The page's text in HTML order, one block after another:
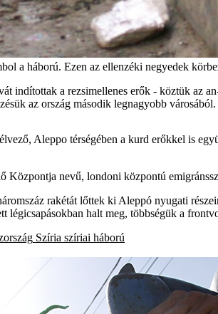
a háború. Ezen az ellenzéki negyedek
indítottak a rezsimellenes erők - köztük az
az ország második legnagyobb városából.
Aleppo térségében a kurd erőkkel is
nevű, londoni központú
rakétát lőttek ki Aleppó nyugati
légicsapásokban halt meg, többségük a
Szíria szíriai háború